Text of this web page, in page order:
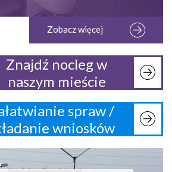
Zobacz więcej
Znajdź nocleg w
naszym mieście
spraw /
wniosków